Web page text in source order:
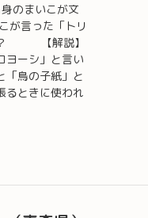
のまいこが文
が言った「トリ
？ 【解説】
ヨーシ」と言い
「鳥の子紙」と
るときに使われ